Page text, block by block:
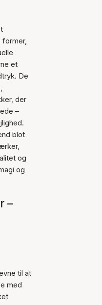
former,
et
De
der
–
blot
og
og
–
til at
med